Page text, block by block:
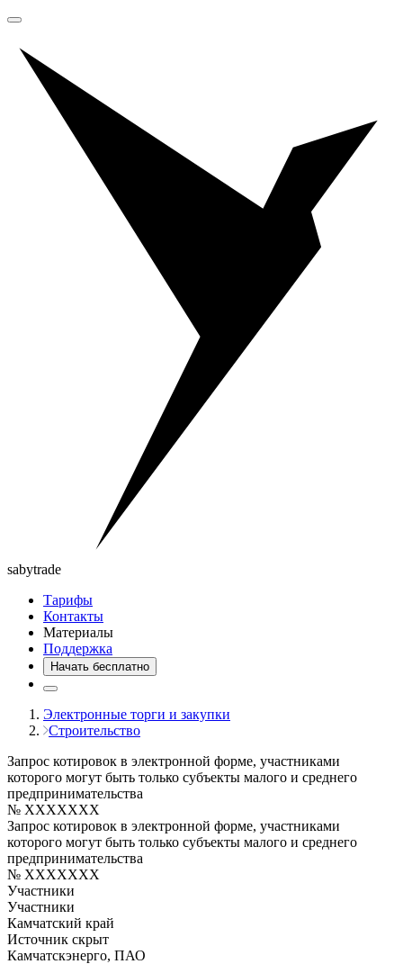
sabytrade
Тарифы
Контакты
Материалы
Поддержка
Начать бесплатно
Электронные торги и закупки
Строительство
Запрос котировок в электронной форме, участниками
которого могут быть только субъекты малого и среднего
предпринимательства
№ XXXXXXX
Запрос котировок в электронной форме, участниками
которого могут быть только субъекты малого и среднего
предпринимательства
№ XXXXXXX
Участники
Участники
Камчатский край
Источник скрыт
Камчатскэнерго, ПАО